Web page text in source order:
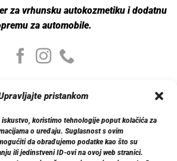
pristankom
koristimo tehnologije poput kolačića za
o uređaju. Suglasnost s ovim
da obrađujemo podatke kao što su
ili jedinstveni ID-ovi na ovoj web stranici.
za vrhunsku autokozmetiku i dodatnu
za automobile.
Moj nalog
Moj nalog
Moje narudžbe
Detalji računa
Log out